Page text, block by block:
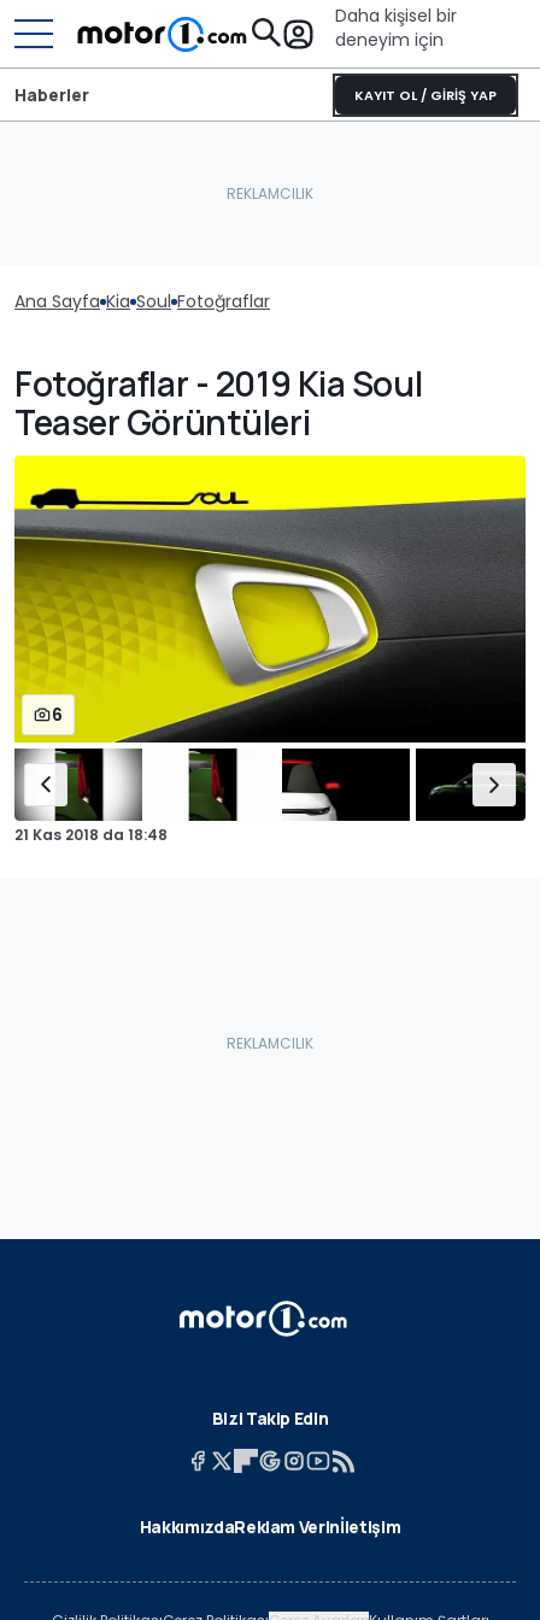
Daha kişisel bir
deneyim için
KAYIT OL / GİRİŞ YAP
Haberler
Ana Sayfa Kia Soul Fotoğraflar
Fotoğraflar - 2019 Kia Soul
Teaser Görüntüleri
6
21 Kas 2018 da 18:48
Bizi Takip Edin
HakkımızdaReklam Verinİletişim